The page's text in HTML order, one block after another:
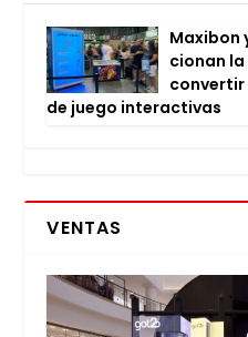
Maxi­bon
cio­nan
con­ver­tir
de jue­go inter­ac­ti­vas
VENTAS